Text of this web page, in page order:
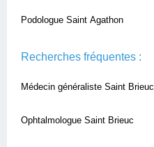
Podologue Saint Agathon
Recherches fréquentes :
Médecin généraliste Saint Brieuc
Ophtalmologue Saint Brieuc